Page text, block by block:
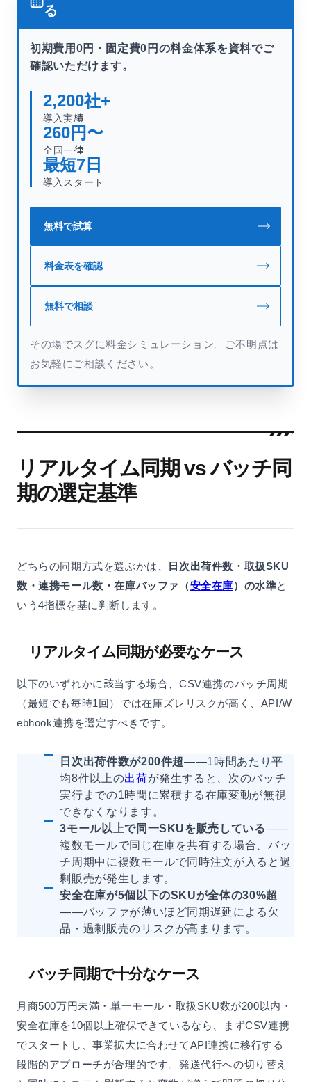
る
初期費用0円・固定費0円の料金体系を資料でご
確認いただけます。
2,200社+
導入実績
260円〜
全国一律
最短7 日
導入スタート
無料で試算
料金表を確認
無料で相談
その場でスグに料金シミュレーション。ご不明点は
お気軽にご相談ください。
リアルタイム同期 vs バッチ同
期の選定基準
どちらの同期方式を選ぶかは、
日次出荷件数・取扱SKU
数・連携モール数・在庫バッファ（安全在庫）の水準と
いう4指標を基に判断します。
リアルタイム同期が必要なケース
以下のいずれかに該当する場合、CSV連携のバッチ周期
（最短でも毎時1回）では在庫ズレリスクが高く、API/W
ebhook連携を選定すべきです。
日次出荷件数が200件超——1時間あたり平
均8件以上の出荷が発生すると、次のバッチ
実行までの1時間に累積する在庫変動が無視
できなくなります。
3モール以上で同一SKUを販売している——
複数モールで同じ在庫を共有する場合、バッ
チ周期中に複数モールで同時注文が入ると過
剰販売が発生します。
安全在庫が5個以下のSKUが全体の30%超
——バッファが薄いほど同期遅延による欠
品・過剰販売のリスクが高まります。
バッチ同期で十分なケース
月商500万円未満・単一モール・取扱SKU数が200以内・
安全在庫を10個以上確保できているなら、まずCSV連携
でスタートし、事業拡大に合わせてAPI連携に移行する
段階的アプローチが合理的です。発送代行への切り替え